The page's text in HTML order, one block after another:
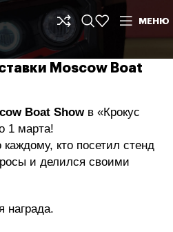
МЕНЮ
Moscow Boat
Boat Showв «Крокус
1 марта!
кто посетил стенд
и делился своими